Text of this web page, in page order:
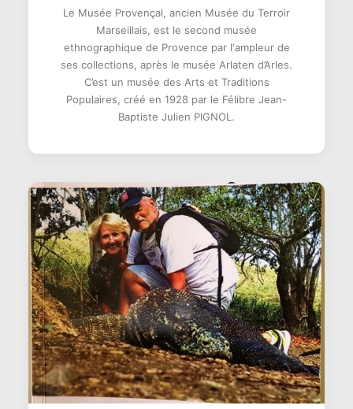
Le Musée Provençal, ancien Musée du Terroir
Marseillais, est le second musée
ethnographique de Provence par l'ampleur de
ses collections, après le musée Arlaten d’Arles.
C’est un musée des Arts et Traditions
Populaires, créé en 1928 par le Félibre Jean-
Baptiste Julien PIGNOL.